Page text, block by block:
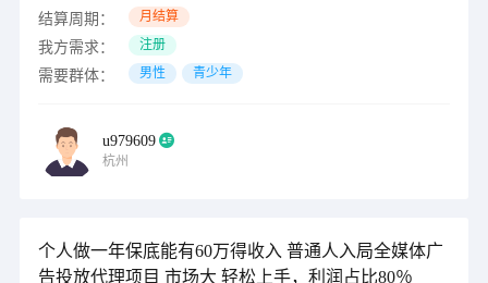
结算周期： 月结算
我方需求： 注册
需要群体： 男性 青少年
u979609
杭州
个人做一年保底能有60万得收入 普通人入局全媒体广
告投放代理项目 市场大 轻松上手，利润占比80％